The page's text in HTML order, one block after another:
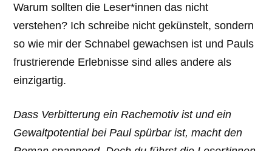
Warum sollten die Leser*innen das nicht
verstehen? Ich schreibe nicht gekünstelt, sondern
so wie mir der Schnabel gewachsen ist und Pauls
frustrierende Erlebnisse sind alles andere als
einzigartig.
Dass Verbitterung ein Rachemotiv ist und ein
Gewaltpotential bei Paul spürbar ist, macht den